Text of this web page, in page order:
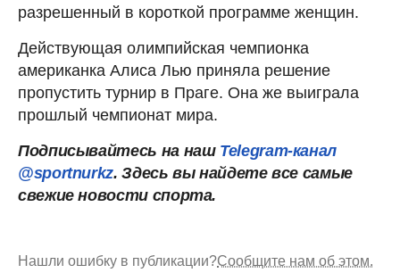
разрешенный в короткой программе женщин.
Действующая олимпийская чемпионка
американка Алиса Лью приняла решение
пропустить турнир в Праге. Она же выиграла
прошлый чемпионат мира.
Подписывайтесь на наш Telegram-канал
@sportnurkz. Здесь вы найдете все самые
свежие новости спорта.
Нашли ошибку в публикации?Сообщите нам об этом.